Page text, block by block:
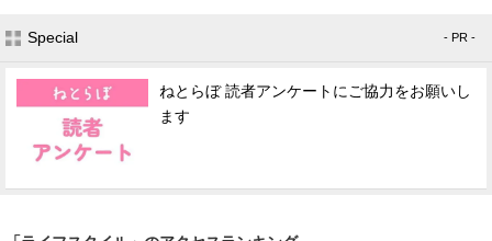
Special - PR -
ねとらぼ 読者アンケートにご協力をお願いし
ます